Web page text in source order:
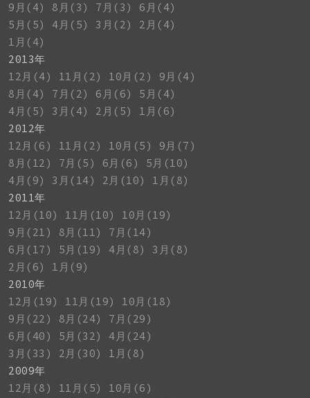
9月(4)
8月(3) 7月(3)
6月(4)
5月(5)
4月(5) 3月(2)
2月(4)
1月(4)
2013年
12月(4)
11月(2) 10月(2)
9月(4)
8月(4)
7月(2) 6月(6)
5月(4)
4月(5)
3月(4) 2月(5)
1月(6)
2012年
12月(6)
11月(2) 10月(5)
9月(7)
8月(12)
7月(5) 6月(6)
5月(10)
4月(9)
3月(14) 2月(10)
1月(8)
2011年
12月(10)
11月(10)
10月(19)
9月(21)
8月(11)
7月(14)
6月(17)
5月(19) 4月(8)
3月(8)
2月(6)
1月(9)
2010年
12月(19)
11月(19)
10月(18)
9月(22)
8月(24)
7月(29)
6月(40)
5月(32)
4月(24)
3月(33)
2月(30)
1月(8)
2009年
12月(8)
11月(5)
10月(6)